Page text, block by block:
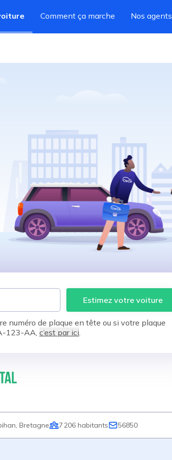
Comment ça marche Nos agents
Estimez votre voiture
numéro de plaque en tête ou si votre plaque
123-AA, c’est par ici.
Bretagne 7 206 habitants 56850